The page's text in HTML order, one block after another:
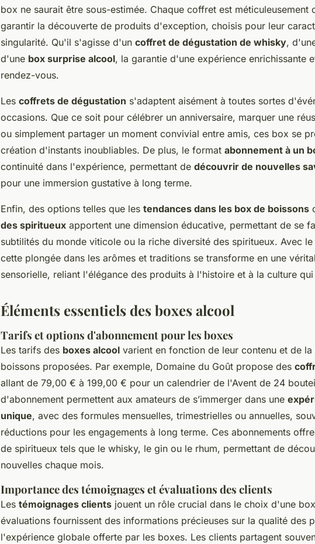
box ne saurait être sous-estimée. Chaque coffret est méticuleusement
garantir la découverte de produits d'exception, choisis pour leur
singularité. Qu'il s'agisse d'un coffret de dégustation de whisky,
d'une box surprise alcool, la garantie d'une expérience enrichissante
rendez-vous.
Les coffrets de dégustation s'adaptent aisément à toutes sortes
occasions. Que ce soit pour célébrer un anniversaire, marquer une
ou simplement partager un moment convivial entre amis, ces box se
création d'instants inoubliables. De plus, le format abonnement à un
continuité dans l'expérience, permettant de découvrir de nouvelles
pour une immersion gustative à long terme.
Enfin, des options telles que les tendances dans les box de boissons
des spiritueux apportent une dimension éducative, permettant de se
subtilités du monde viticole ou la riche diversité des spiritueux. Avec le
cette plongée dans les arômes et traditions se transforme en une
sensorielle, reliant l'élégance des produits à l'histoire et à la culture
Éléments essentiels des boxes alcool
Tarifs et options d'abonnement pour les boxes
Les tarifs des boxes alcool varient en fonction de leur contenu et de
boissons proposées. Par exemple, Domaine du Goût propose des
allant de 79,00 € à 199,00 € pour un calendrier de l'Avent de 24
d'abonnement permettent aux amateurs de s’immerger dans une
unique, avec des formules mensuelles, trimestrielles ou annuelles,
réductions pour les engagements à long terme. Ces abonnements
de spiritueux tels que le whisky, le gin ou le rhum, permettant de
nouvelles chaque mois.
Importance des témoignages et évaluations des clients
Les témoignages clients jouent un rôle crucial dans le choix d'une
évaluations fournissent des informations précieuses sur la qualité des
l'expérience globale offerte par les boxes. Les clients partagent